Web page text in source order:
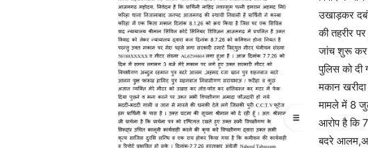
उखाड़कर
की तहरीर
जांच शुरू कर
पुलिस को दी
मकान खरीदा
मामले में 8
आरोप है कि
बदरे